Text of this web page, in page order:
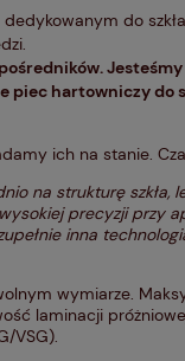
do szkła
piec hartowniczy do
ich na stanie.
na strukturę szkła,
precyzji przy
inna
wymiarze.
laminacji
VSG).